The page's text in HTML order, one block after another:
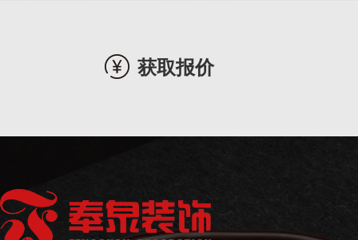
获取报价